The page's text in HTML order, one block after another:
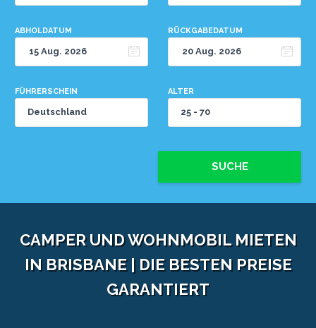
ABHOLDATUM RÜCKGABEDATUM
FÜHRERSCHEIN ALTER
SUCHE
CAMPER UND WOHNMOBIL MIETEN
IN BRISBANE | DIE BESTEN PREISE
GARANTIERT